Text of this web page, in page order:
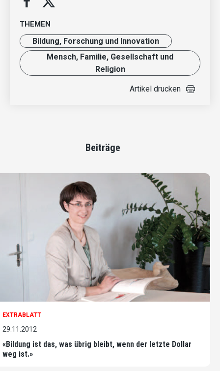
THEMEN
Bildung, Forschung und Innovation
Mensch, Familie, Gesellschaft und
Religion
Artikel drucken
Beiträge
EXTRABLATT
29.11.2012
«Bildung ist das, was übrig bleibt, wenn der letzte Dollar
weg ist.»